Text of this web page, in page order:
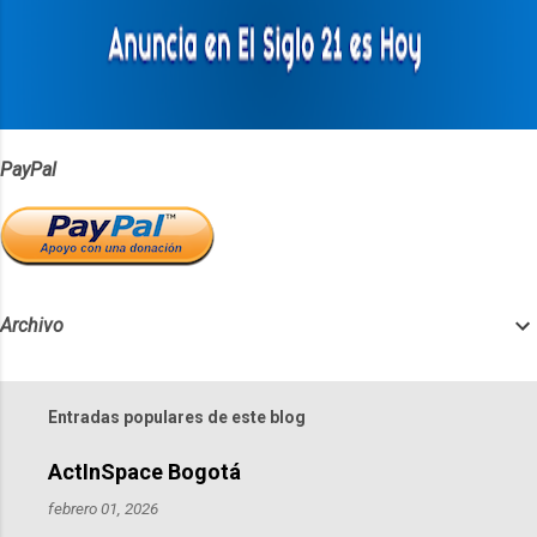
PayPal
Archivo
Entradas populares de este blog
ActInSpace Bogotá
febrero 01, 2026